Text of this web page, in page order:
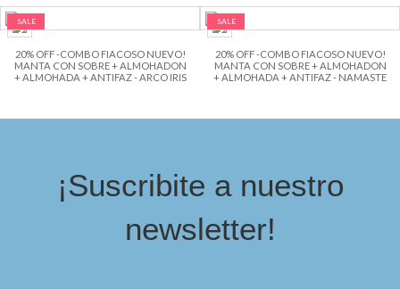
SALE
20% OFF -COMBO FIACOSO NUEVO!
MANTA CON SOBRE + ALMOHADON
+ ALMOHADA + ANTIFAZ - ARCO IRIS
SALE
20% OFF -COMBO FIACOSO NUEVO!
MANTA CON SOBRE + ALMOHADON
+ ALMOHADA + ANTIFAZ - NAMASTE
¡Suscribite a nuestro
newsletter!